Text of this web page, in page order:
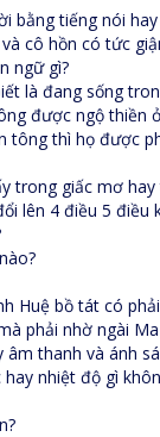
bằng tiếng nói
cô hồn có tức
ngữ gì?
là đang sống
được ngộ thiền
tông thì họ được
trong giấc mơ
lên 4 điều 5 điều
Huệ bồ tát có
phải nhờ ngài
thanh và ánh
nhiệt độ gì